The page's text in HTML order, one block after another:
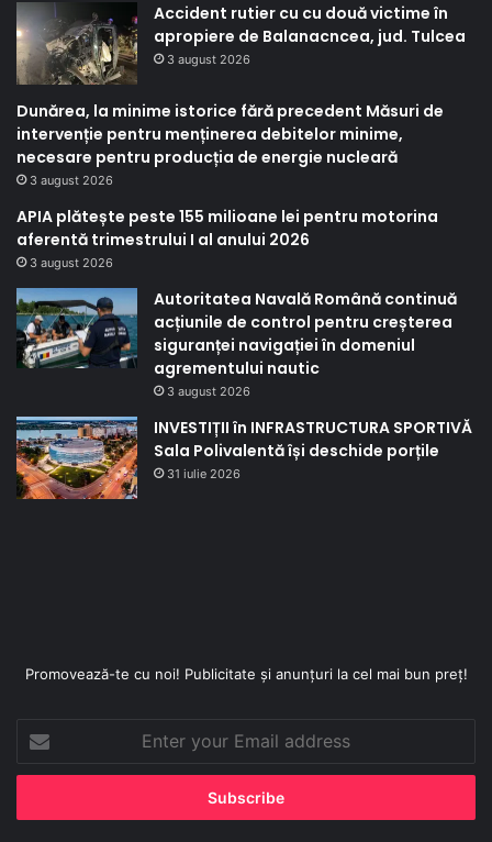
Accident rutier cu cu două victime în
apropiere de Balanacncea, jud. Tulcea
3 august 2026
Dunărea, la minime istorice fără precedent Măsuri de
intervenție pentru menținerea debitelor minime,
necesare pentru producția de energie nucleară
3 august 2026
APIA plătește peste 155 milioane lei pentru motorina
aferentă trimestrului I al anului 2026
3 august 2026
Autoritatea Navală Română continuă
acțiunile de control pentru creșterea
siguranței navigației în domeniul
agrementului nautic
3 august 2026
INVESTIȚII în INFRASTRUCTURA SPORTIVĂ
Sala Polivalentă își deschide porțile
31 iulie 2026
Promovează-te cu noi! Publicitate și anunțuri la cel mai bun preț!
your
Email